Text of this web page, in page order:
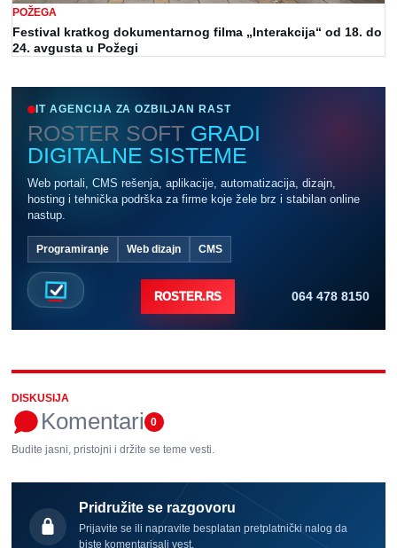
POŽEGA
Festival kratkog dokumentarnog filma „Interakcija“ od 18. do
24. avgusta u Požegi
IT AGENCIJA ZA OZBILJAN RAST
ROSTER SOFT GRADI
DIGITALNE SISTEME
Web portali, CMS rešenja, aplikacije, automatizacija, dizajn,
hosting i tehnička podrška za firme koje žele brz i stabilan online
nastup.
Programiranje Web dizajn CMS
ROSTER.RS 064 478 8150
DISKUSIJA
Komentari 0
Budite jasni, pristojni i držite se teme vesti.
Pridružite se razgovoru
Prijavite se ili napravite besplatan pretplatnički nalog da
biste komentarisali vest.